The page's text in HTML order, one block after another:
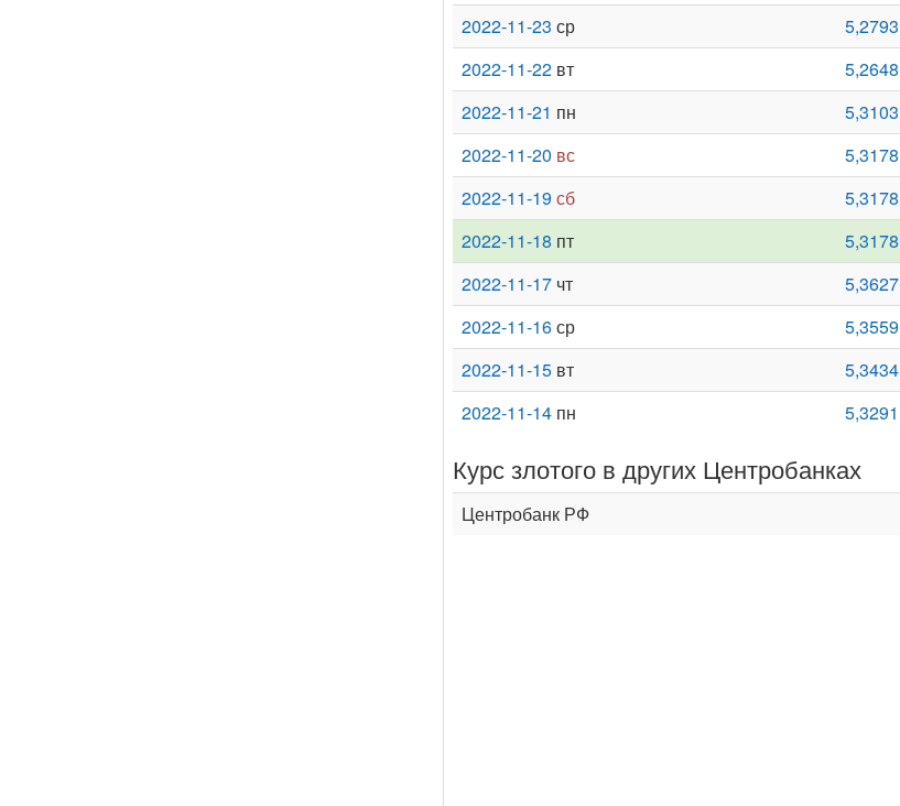
2022-11-23 ср 5,2793
2022-11-22 вт 5,2648
2022-11-21 пн 5,3103
2022-11-20 вс 5,3178
2022-11-19сб 5,3178
2022-11-18 пт 5,3178
2022-11-17 чт 5,3627
2022-11-16ср 5,3559
2022-11-15 вт 5,3434
2022-11-14 пн 5,3291
Курс злотого в других Центробанках
Центробанк РФ